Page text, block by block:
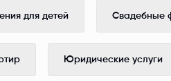
для детей Свадебные
Юридические услуги